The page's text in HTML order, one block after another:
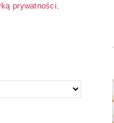
prywatności